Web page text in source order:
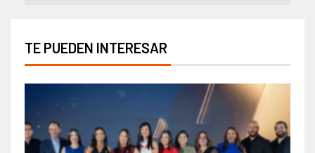
TE PUEDEN INTERESAR